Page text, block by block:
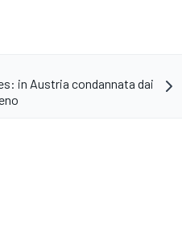
in Austria condannata dai